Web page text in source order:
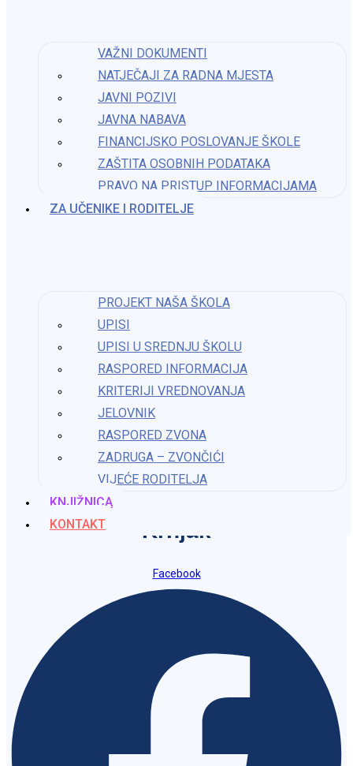
VAŽNI DOKUMENTI
NATJEČAJI ZA RADNA MJESTA
JAVNI POZIVI
JAVNA NABAVA
FINANCIJSKO POSLOVANJE ŠKOLE
ZAŠTITA OSOBNIH PODATAKA
PRAVO NA PRISTUP INFORMACIJAMA​
ZA UČENIKE I RODITELJE
PROJEKT NAŠA ŠKOLA
UPISI
UPISI U SREDNJU ŠKOLU
RASPORED INFORMACIJA
KRITERIJI VREDNOVANJA
JELOVNIK
RASPORED ZVONA
ZADRUGA – ZVONČIĆI
VIJEĆE RODITELJA
KNJIŽNICA
KONTAKT
Kockice u slobodno vrijeme
30. travnja 2024.
Dan škole – izvanučionička nastava u Zagrebu
Osnovna škola Katarine Zrinski
Krnjak
ured@os-kzrinski-krnjak.skole.hr
Osnovna škola Katarine Zrinski
Krnjak
Facebook